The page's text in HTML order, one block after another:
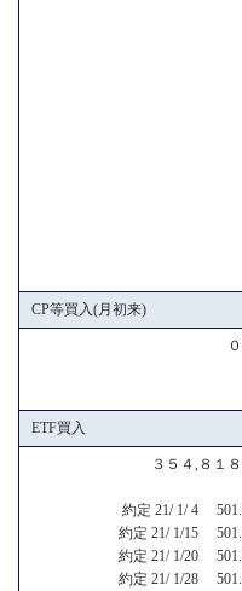
CP等買入(月初来)
０
ETF買入
３５４,８１８
約定 21/ 1/ 4 501.
約定 21/ 1/15 501.
約定 21/ 1/20 501.
約定 21/ 1/28 501.